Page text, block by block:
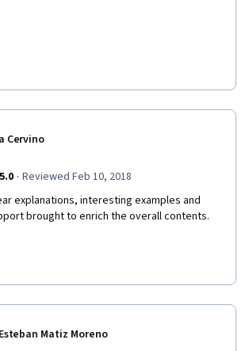
Cervino
5.0 · Reviewed Feb 10, 2018
explanations, interesting examples and
brought to enrich the overall contents.
Matiz Moreno